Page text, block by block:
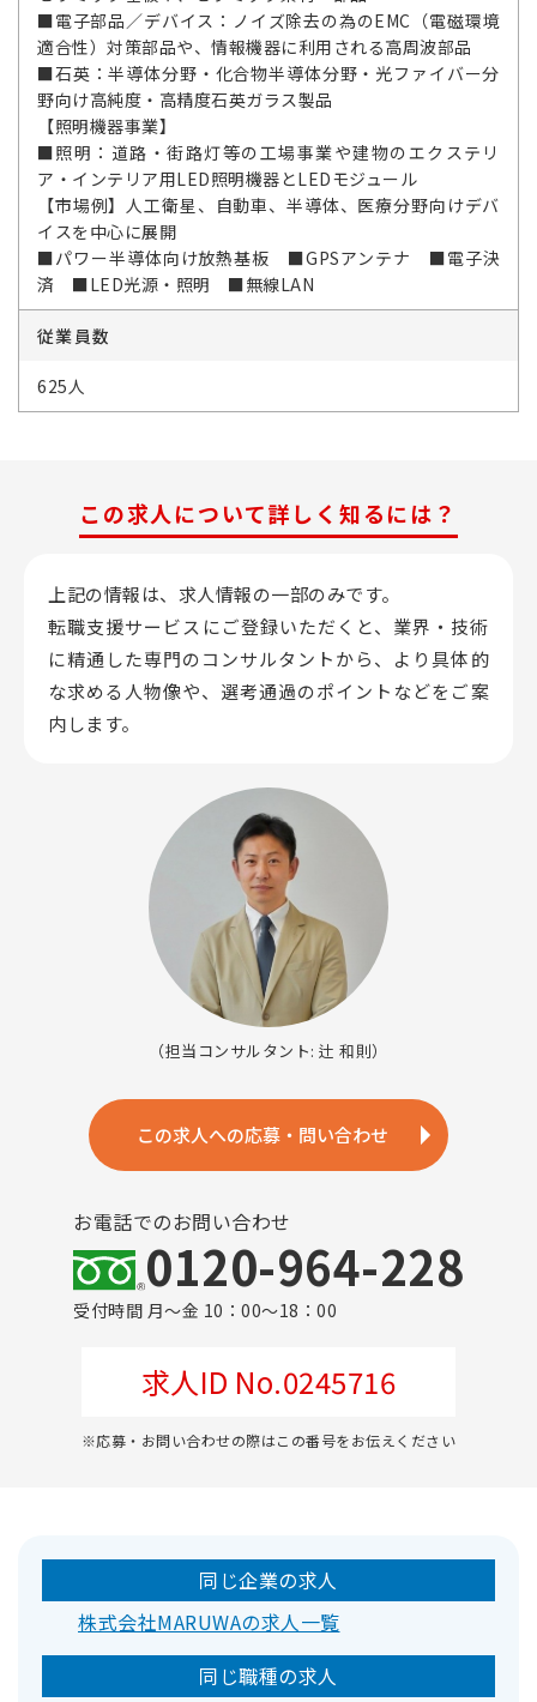
■電子部品／デバイス：ノイズ除去の為のEMC（電磁環境
適合性）対策部品や、情報機器に利用される高周波部品
■石英：半導体分野・化合物半導体分野・光ファイバー分
野向け高純度・高精度石英ガラス製品
【照明機器事業】
■照明：道路・街路灯等の工場事業や建物のエクステリ
ア・インテリア用LED照明機器とLEDモジュール
【市場例】人工衛星、自動車、半導体、医療分野向けデバ
イスを中心に展開
■パワー半導体向け放熱基板 ■GPSアンテナ ■電子決
済 ■LED光源・照明 ■無線LAN
従業員数
625人
この求人について詳しく知るには？
上記の情報は、求人情報の一部のみです。
転職支援サービスにご登録いただくと、業界・技術
に精通した専門のコンサルタントから、 より具体的
な求める人物像や、選考通過のポイントなどをご案
内します。
（担当コンサルタント: 辻 和則）
この求人への応募・問い合わせ
お電話でのお問い合わせ
0120-964-228
受付時間 月～金 10：00～18：00
求人ID No.0245716
※応募・お問い合わせの際はこの番号をお伝えください
同じ企業の求人
株式会社MARUWAの求人一覧
同じ職種の求人